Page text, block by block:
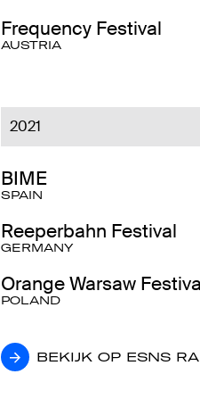
Frequency Festival
AUSTRIA
2021
BIME
SPAIN
Reeperbahn Festival
GERMANY
Orange Warsaw
POLAND
BEKIJK OP ESNS
BEKIJK OP ESNS